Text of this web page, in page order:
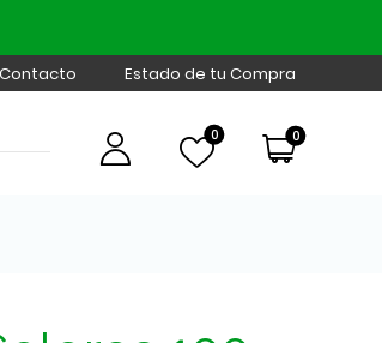
Contacto Estado de tu Compra
0 0